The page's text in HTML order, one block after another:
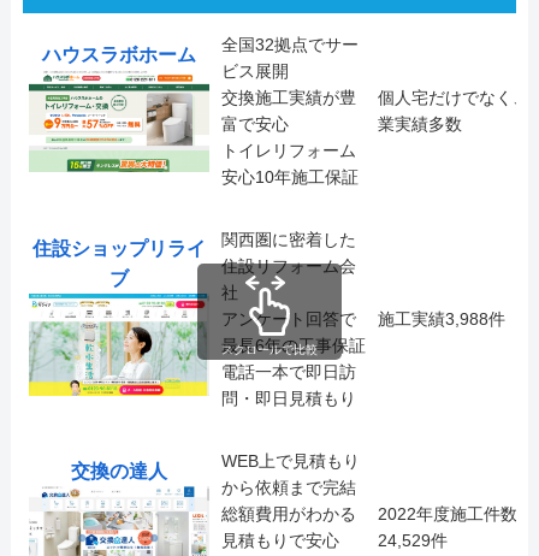
ハウスラボホーム
全国32拠点でサー
ビス展開
交換施工実績が豊
富で安心
トイレリフォーム
安心10年施工保証
個人宅だけでなく、
業実績多数
住設ショップリライ
ブ
関西圏に密着した
住設リフォーム会
社
アンケート回答で
最長6年の工事保証
電話一本で即日訪
問・即日見積もり
施工実績3,988件
交換の達人
WEB上で見積もり
から依頼まで完結
総額費用がわかる
見積もりで安心
2022年度施工件数
24,529件
スクロールで比較